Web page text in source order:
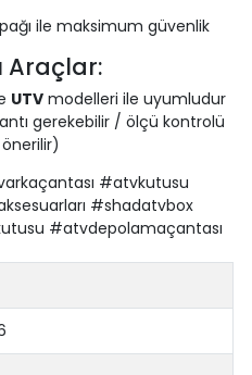
ile maksimum güvenlik
Araçlar:
UTVmodelleri ile uyumludur
gerekebilir / ölçü kontrolü
önerilir)
#atvkutusu
#shadatvbox
#atvdepolamaçantası